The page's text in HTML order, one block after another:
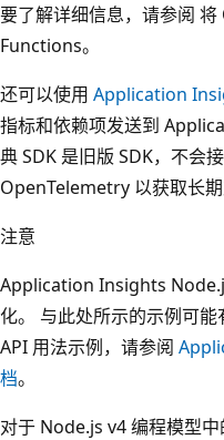
要了解详细信息，请参阅 将
Functions。
还可以使用 Application
指标和依赖项发送到
典 SDK 是旧版 SDK，不会
OpenTelemetry 以获取长期
注意
Application Insights
化。 与此处所示的示例可
API 用法示例，请参阅
档。
对于 Node.js v4 编程模型